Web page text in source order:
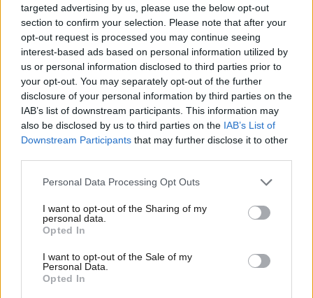
targeted advertising by us, please use the below opt-out
section to confirm your selection. Please note that after your
opt-out request is processed you may continue seeing
interest-based ads based on personal information utilized by
us or personal information disclosed to third parties prior to
your opt-out. You may separately opt-out of the further
disclosure of your personal information by third parties on the
IAB’s list of downstream participants. This information may
also be disclosed by us to third parties on the IAB’s List of
Downstream Participants that may further disclose it to other
Personal Data Processing Opt Outs
I want to opt-out of the Sharing of my
personal data.
Opted In
I want to opt-out of the Sale of my
Personal Data.
Opted In
trykte medier. Klik for at læse mere.
Code of conduct